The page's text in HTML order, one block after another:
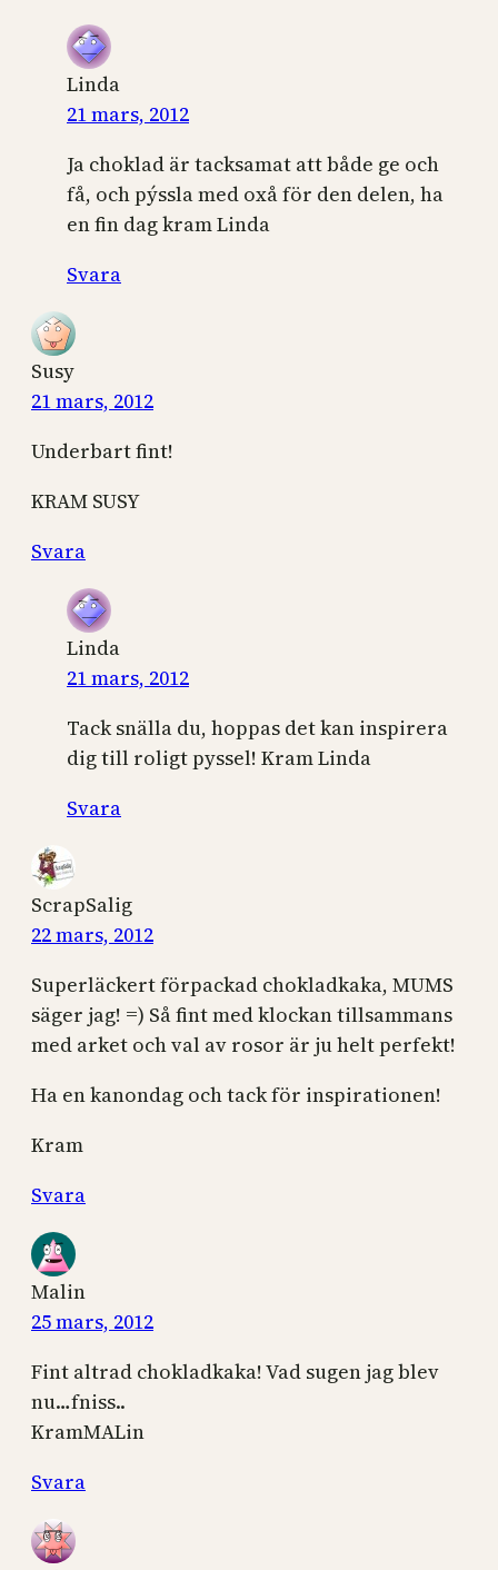
Linda
21 mars, 2012
Ja choklad är tacksamat att både ge och
få, och pýssla med oxå för den delen, ha
en fin dag kram Linda
Svara
Susy
21 mars, 2012
Underbart fint!
KRAM SUSY
Svara
Linda
21 mars, 2012
Tack snälla du, hoppas det kan inspirera
dig till roligt pyssel! Kram Linda
Svara
ScrapSalig
22 mars, 2012
Superläckert förpackad chokladkaka, MUMS
säger jag! =) Så fint med klockan tillsammans
med arket och val av rosor är ju helt perfekt!
Ha en kanondag och tack för inspirationen!
Kram
Svara
Malin
25 mars, 2012
Fint altrad chokladkaka! Vad sugen jag blev
nu…fniss..
KramMALin
Svara